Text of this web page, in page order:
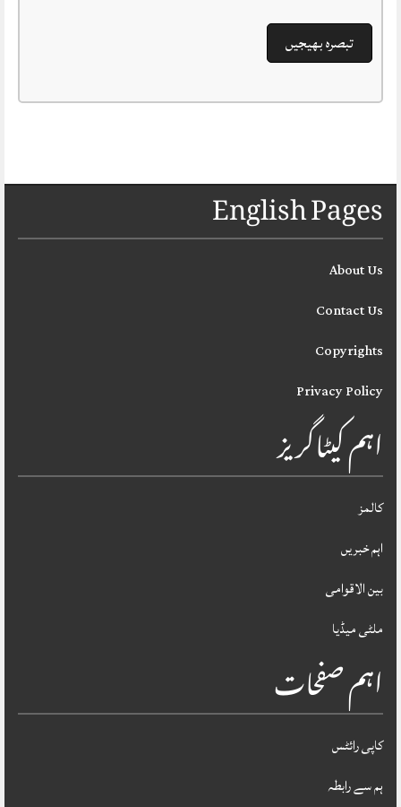
English Pages
About Us
Contact Us
Copyrights
Privacy Policy
اہم کیٹاگریز
کالمز
اہم خبریں
بین الاقوامی
ملٹی میڈیا
اہم صفحات
کاپی رائٹس
ہم سے رابطہ